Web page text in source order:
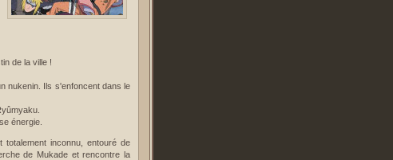
de la ville !
nukenin. Ils s'enfoncent dans le
énergie.
inconnu, entouré de
de Mukade et rencontre la